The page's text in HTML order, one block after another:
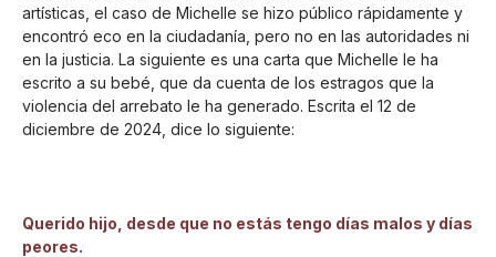
artísticas, el caso de Michelle se hizo público rápidamente y
encontró eco en la ciudadanía, pero no en las autoridades ni
en la justicia. La siguiente es una carta que Michelle le ha
escrito a su bebé, que da cuenta de los estragos que la
violencia del arrebato le ha generado. Escrita el 12 de
diciembre de 2024, dice lo siguiente:
Querido hijo, desde que no estás tengo días malos y días
peores.